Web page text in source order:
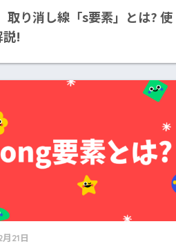
取り消し線「s要素」とは? 使
説!
月21日